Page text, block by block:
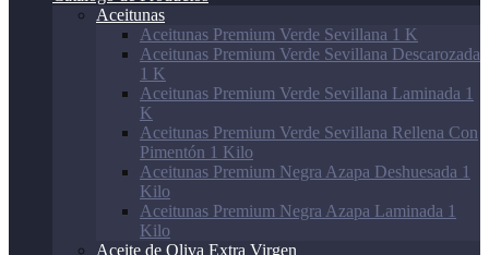
Aceitunas
Aceitunas Premium Verde Sevillana 1 K
Aceitunas Premium Verde Sevillana Descarozada
1 K
Aceitunas Premium Verde Sevillana Laminada 1
K
Aceitunas Premium Verde Sevillana Rellena Con
Pimentón 1 Kilo
Aceitunas Premium Negra Azapa Deshuesada 1
Kilo
Aceitunas Premium Negra Azapa Laminada 1
Kilo
Aceite de Oliva Extra Virgen